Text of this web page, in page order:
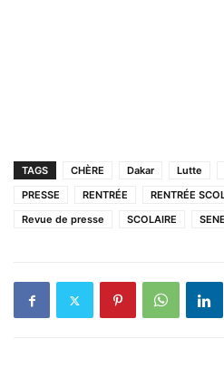
TAGS CHÈRE Dakar Lutte
PRESSE
RENTRÉE RENTRÉE
Revue de presse
SCOLAIRE